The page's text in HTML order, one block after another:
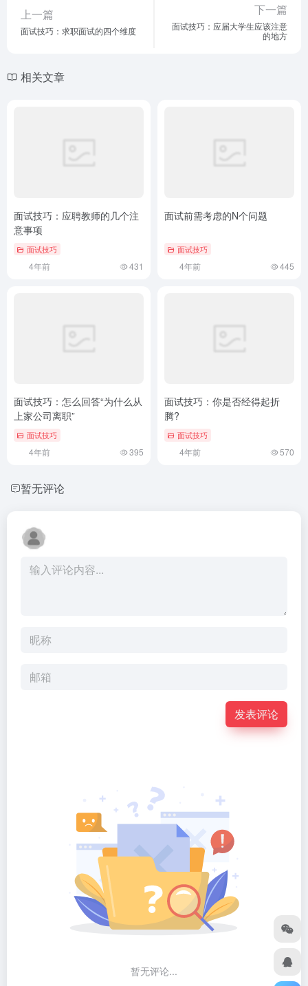
上一篇
面试技巧：求职面试的四个维度
下一篇
面试技巧：应届大学生应该注意
的地方
相关文章
面试技巧：应聘教师的几个注
意事项
面试技巧
4年前 431
面试前需考虑的N个问题
面试技巧
4年前 445
面试技巧：怎么回答“为什么从
上家公司离职”
面试技巧
4年前 395
面试技巧：你是否经得起折
腾?
面试技巧
4年前 570
暂无评论
发表评论
暂无评论...